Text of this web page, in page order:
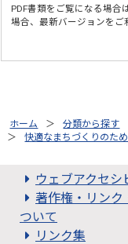
PDF書類をご覧になる場合
場合、最新バージョンをご
ホーム 分類から探す
快適なまちづくりのた
ウェブアクセシ
著作権・リンク
ついて
リンク集